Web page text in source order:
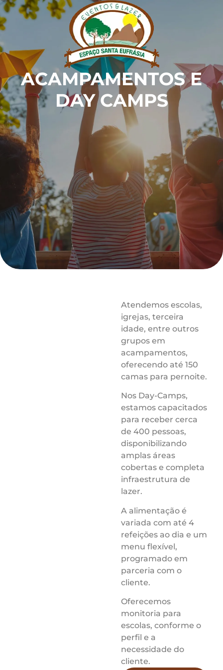
ACAMPAMENTOS E
DAY CAMPS
Atendemos escolas,
igrejas, terceira
idade, entre outros
grupos em
acampamentos,
oferecendo até 150
camas para pernoite.
Nos Day-Camps,
estamos capacitados
para receber cerca
de 400 pessoas,
disponibilizando
amplas áreas
cobertas e completa
infraestrutura de
lazer.
A alimentação é
variada com até 4
refeições ao dia e um
menu flexível,
programado em
parceria com o
cliente.
Oferecemos
monitoria para
escolas, conforme o
perfil e a
necessidade do
cliente.